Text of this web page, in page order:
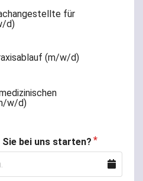
für
d)
(m/w/d)
w/d)
bei uns starten?